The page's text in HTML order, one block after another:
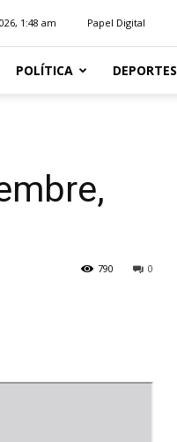
1:48 am Papel Digital
POLÍTICA DEPORTES
0
790